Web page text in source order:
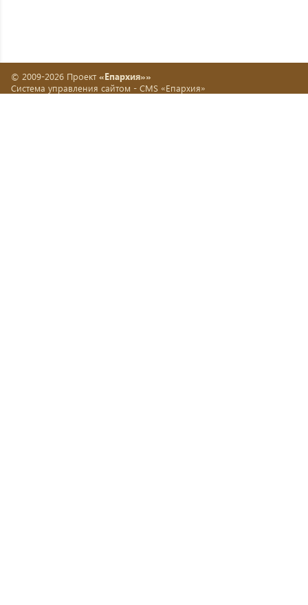
© 2009-2026 Проект «Епархия»»
Система управления сайтом - CMS «Епархия»